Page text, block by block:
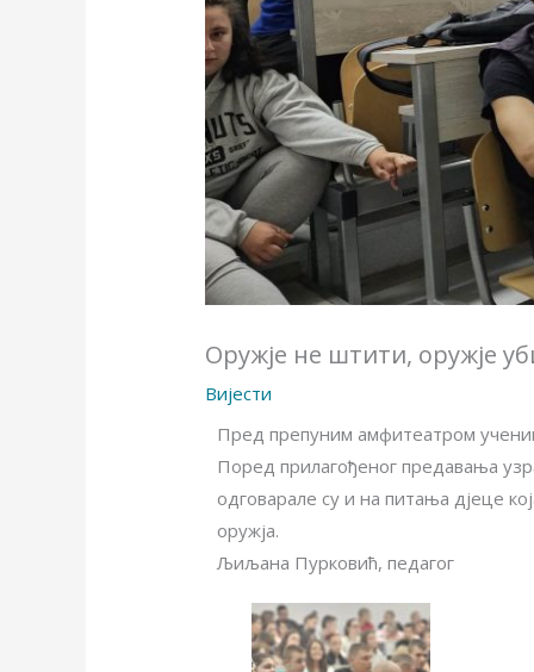
Оружје не штити, оружје
Вијести
Пред препуним амфитеатром
Поред прилагођеног предавања
одговарале су и на питања дјеце
оружја.
Љиљана Пурковић, педагог